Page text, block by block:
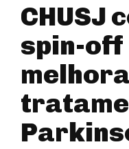
CHUSJ
spin-